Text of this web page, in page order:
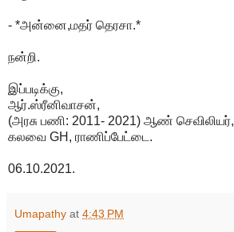
- *அன்னை,மதர் தெரசா.*
நன்றி.
இப்படிக்கு,
ஆர்.ஸ்ரீனிவாசன்,
(அரசு பணி: 2011- 2021) ஆண் செவிலியர்,
கலவை GH, ராணிப்பேட்டை.
06.10.2021.
Umapathy at 4:43 PM